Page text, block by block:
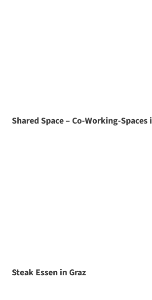
Shared Space – Co-Working-Spaces
Steak Essen in Graz